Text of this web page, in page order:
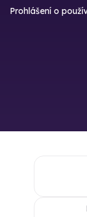
Prohlášení o